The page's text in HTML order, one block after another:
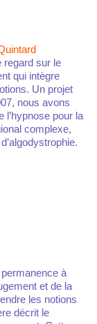
regard sur le
qui intègre
Un projet
nous avons
l’hypnose pour la
complexe,
à
et de la
les notions
décrit le